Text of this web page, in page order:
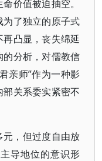
价值被迫抽空。
了独立的原子式
凸显，丧失绵延
分析，对儒教信
亲师”作为一种影
关系委实紧密不
，但过度自由放
导地位的意识形